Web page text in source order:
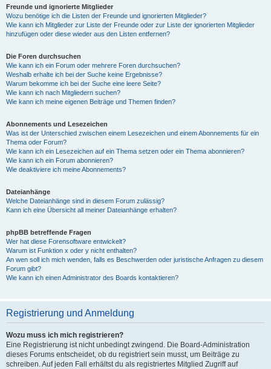
Freunde und ignorierte Mitglieder
Wozu benötige ich die Listen der Freunde und ignorierten Mitglieder?
Wie kann ich Mitglieder zur Liste der Freunde oder zur Liste der ignorierten Mitglieder
hinzufügen oder diese wieder aus den Listen entfernen?
Die Foren durchsuchen
Wie kann ich ein Forum oder mehrere Foren durchsuchen?
Weshalb erhalte ich bei der Suche keine Ergebnisse?
Warum bekomme ich bei der Suche eine leere Seite?
Wie kann ich nach Mitgliedern suchen?
Wie kann ich meine eigenen Beiträge und Themen finden?
Abonnements und Lesezeichen
Was ist der Unterschied zwischen einem Lesezeichen und einem Abonnements für ein
Thema oder Forum?
Wie kann ich ein Lesezeichen auf ein Thema setzen oder ein Thema abonnieren?
Wie kann ich ein Forum abonnieren?
Wie deaktiviere ich meine Abonnements?
Dateianhänge
Welche Dateianhänge sind in diesem Forum zulässig?
Kann ich eine Übersicht all meiner Dateianhänge erhalten?
phpBB betreffende Fragen
Wer hat diese Forensoftware entwickelt?
Warum ist Funktion x oder y nicht enthalten?
An wen soll ich mich wenden, falls es Beschwerden oder juristische Anfragen zu diesem
Forum gibt?
Wie kann ich einen Administrator des Boards kontaktieren?
Registrierung und Anmeldung
Wozu muss ich mich registrieren?
Eine Registrierung ist nicht unbedingt zwingend. Die Board-Administration
dieses Forums entscheidet, ob du registriert sein musst, um Beiträge zu
schreiben. Auf jeden Fall erhältst du als registriertes Mitglied Zugriff auf